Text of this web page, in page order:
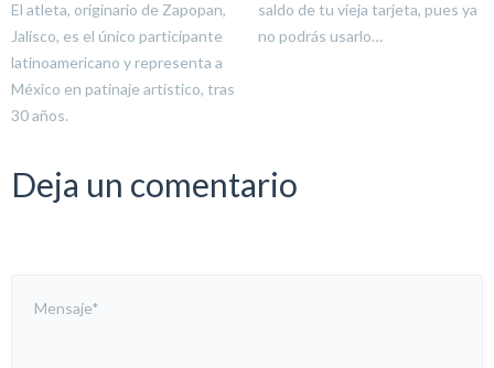
El atleta, originario de Zapopan,
Jalisco, es el único participante
latinoamericano y representa a
México en patinaje artístico, tras
30 años.
saldo de tu vieja tarjeta, pues ya
no podrás usarlo…
Deja un comentario